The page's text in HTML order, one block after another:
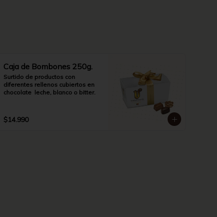
Caja de Bombones 250g.
Surtido de productos con
diferentes rellenos cubiertos en
chocolate  leche, blanco o bitter.
$14.990